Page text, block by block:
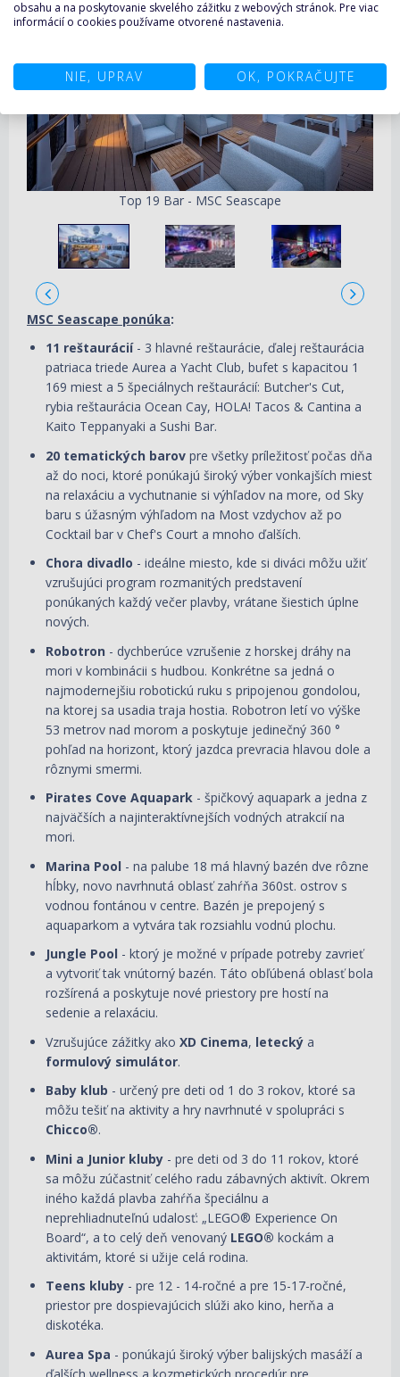
Top 19 Bar - MSC Seascape
MSC Seascape ponúka:
11 reštaurácií- 3 hlavné reštaurácie, ďalej reštaurácia
patriaca triede Aurea a Yacht Club, bufet s kapacitou 1
169 miest a 5 špeciálnych reštaurácií: Butcher's Cut,
rybia reštaurácia Ocean Cay, HOLA! Tacos & Cantina a
Kaito Teppanyaki a Sushi Bar.
20 tematických barov pre všetky príležitosť počas dňa
až do noci, ktoré ponúkajú široký výber vonkajších miest
na relaxáciu a vychutnanie si výhľadov na more, od Sky
baru s úžasným výhľadom na Most vzdychov až po
Cocktail bar v Chef's Court a mnoho ďalších.
Chora divadlo - ideálne miesto, kde si diváci môžu užiť
vzrušujúci program rozmanitých predstavení
ponúkaných každý večer plavby, vrátane šiestich úplne
nových.
Robotron - dychberúce vzrušenie z horskej dráhy na
mori v kombinácii s hudbou. Konkrétne sa jedná o
najmodernejšiu robotickú ruku s pripojenou gondolou,
na ktorej sa usadia traja hostia. Robotron letí vo výške
53 metrov nad morom a poskytuje jedinečný 360 °
pohľad na horizont, ktorý jazdca prevracia hlavou dole a
rôznymi smermi.
Pirates Cove Aquapark - špičkový aquapark a jedna z
najväčších a najinteraktívnejších vodných atrakcií na
mori.
Marina Pool - na palube 18 má hlavný bazén dve rôzne
hĺbky, novo navrhnutá oblasť zahŕňa 360st. ostrov s
vodnou fontánou v centre. Bazén je prepojený s
aquaparkom a vytvára tak rozsiahlu vodnú plochu.
Jungle Pool - ktorý je možné v prípade potreby zavrieť
a vytvoriť tak vnútorný bazén. Táto obľúbená oblasť bola
rozšírená a poskytuje nové priestory pre hostí na
sedenie a relaxáciu.
Vzrušujúce zážitky ako XD Cinema, letecký a
formulový simulátor.
Baby klub - určený pre deti od 1 do 3 rokov, ktoré sa
môžu tešiť na aktivity a hry navrhnuté v spolupráci s
Chicco®.
Mini a Junior kluby - pre deti od 3 do 11 rokov, ktoré
sa môžu zúčastniť celého radu zábavných aktivít. Okrem
iného každá plavba zahŕňa špeciálnu a
neprehliadnuteľnú udalosť: „LEGO® Experience On
Board“, a to celý deň venovaný LEGO® kockám a
aktivitám, ktoré si užije celá rodina.
Teens kluby - pre 12 - 14-ročné a pre 15-17-ročné,
priestor pre dospievajúcich slúži ako kino, herňa a
diskotéka.
Aurea Spa - ponúkajú široký výber balijských masáží a
obsahu a na poskytovanie skvelého zážitku z webových stránok. Pre viac
informácií o cookies používame otvorené nastavenia.
NIE, UPRAV OK, POKRAČUJTE